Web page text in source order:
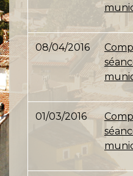
08/04/2016
01/03/2016